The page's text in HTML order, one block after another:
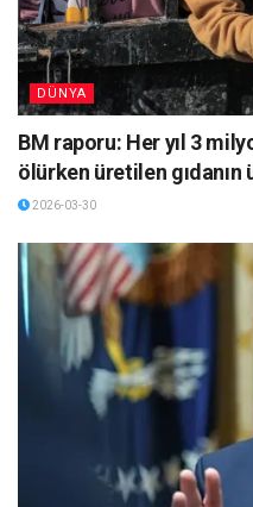
DÜNYA
BM raporu: Her yıl 3
ölürken üretilen
2026-03-30